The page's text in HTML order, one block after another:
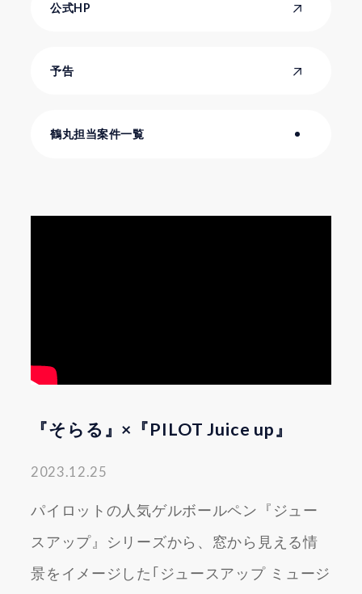
公式HP
予告
鶴丸担当案件一覧
『そらる』×『PILOT Juice up』
2023.12.25
パイロットの人気ゲルボールペン『ジュー
スアップ』シリーズから、窓から見える情
景をイメージした｢ジュースアップ ミュージ